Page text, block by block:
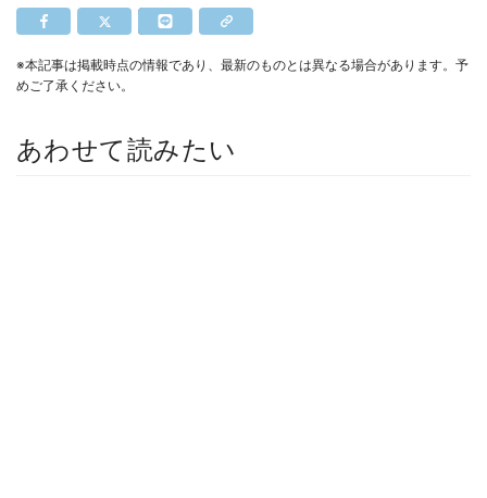
※本記事は掲載時点の情報であり、最新のものとは異なる場合があります。予
めご了承ください。
あわせて読みたい